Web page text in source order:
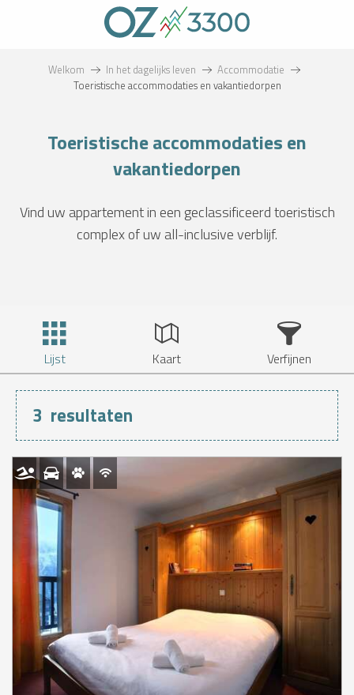
Welkom In het dagelijks leven
Accommodatie
Toeristische accommodaties en vakantiedorpen
Toeristische accommodaties en
vakantiedorpen
Vind uw appartement in een geclassificeerd toeristisch
complex ofuw all-inclusive verblijf.
Lijst Kaart Verfijnen
3 resultaten